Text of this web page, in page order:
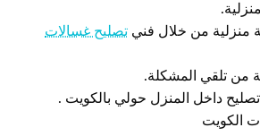
منزلية من خلال فني تصليح غسالات
تصليح داخل المنزل حولي بالكويت .